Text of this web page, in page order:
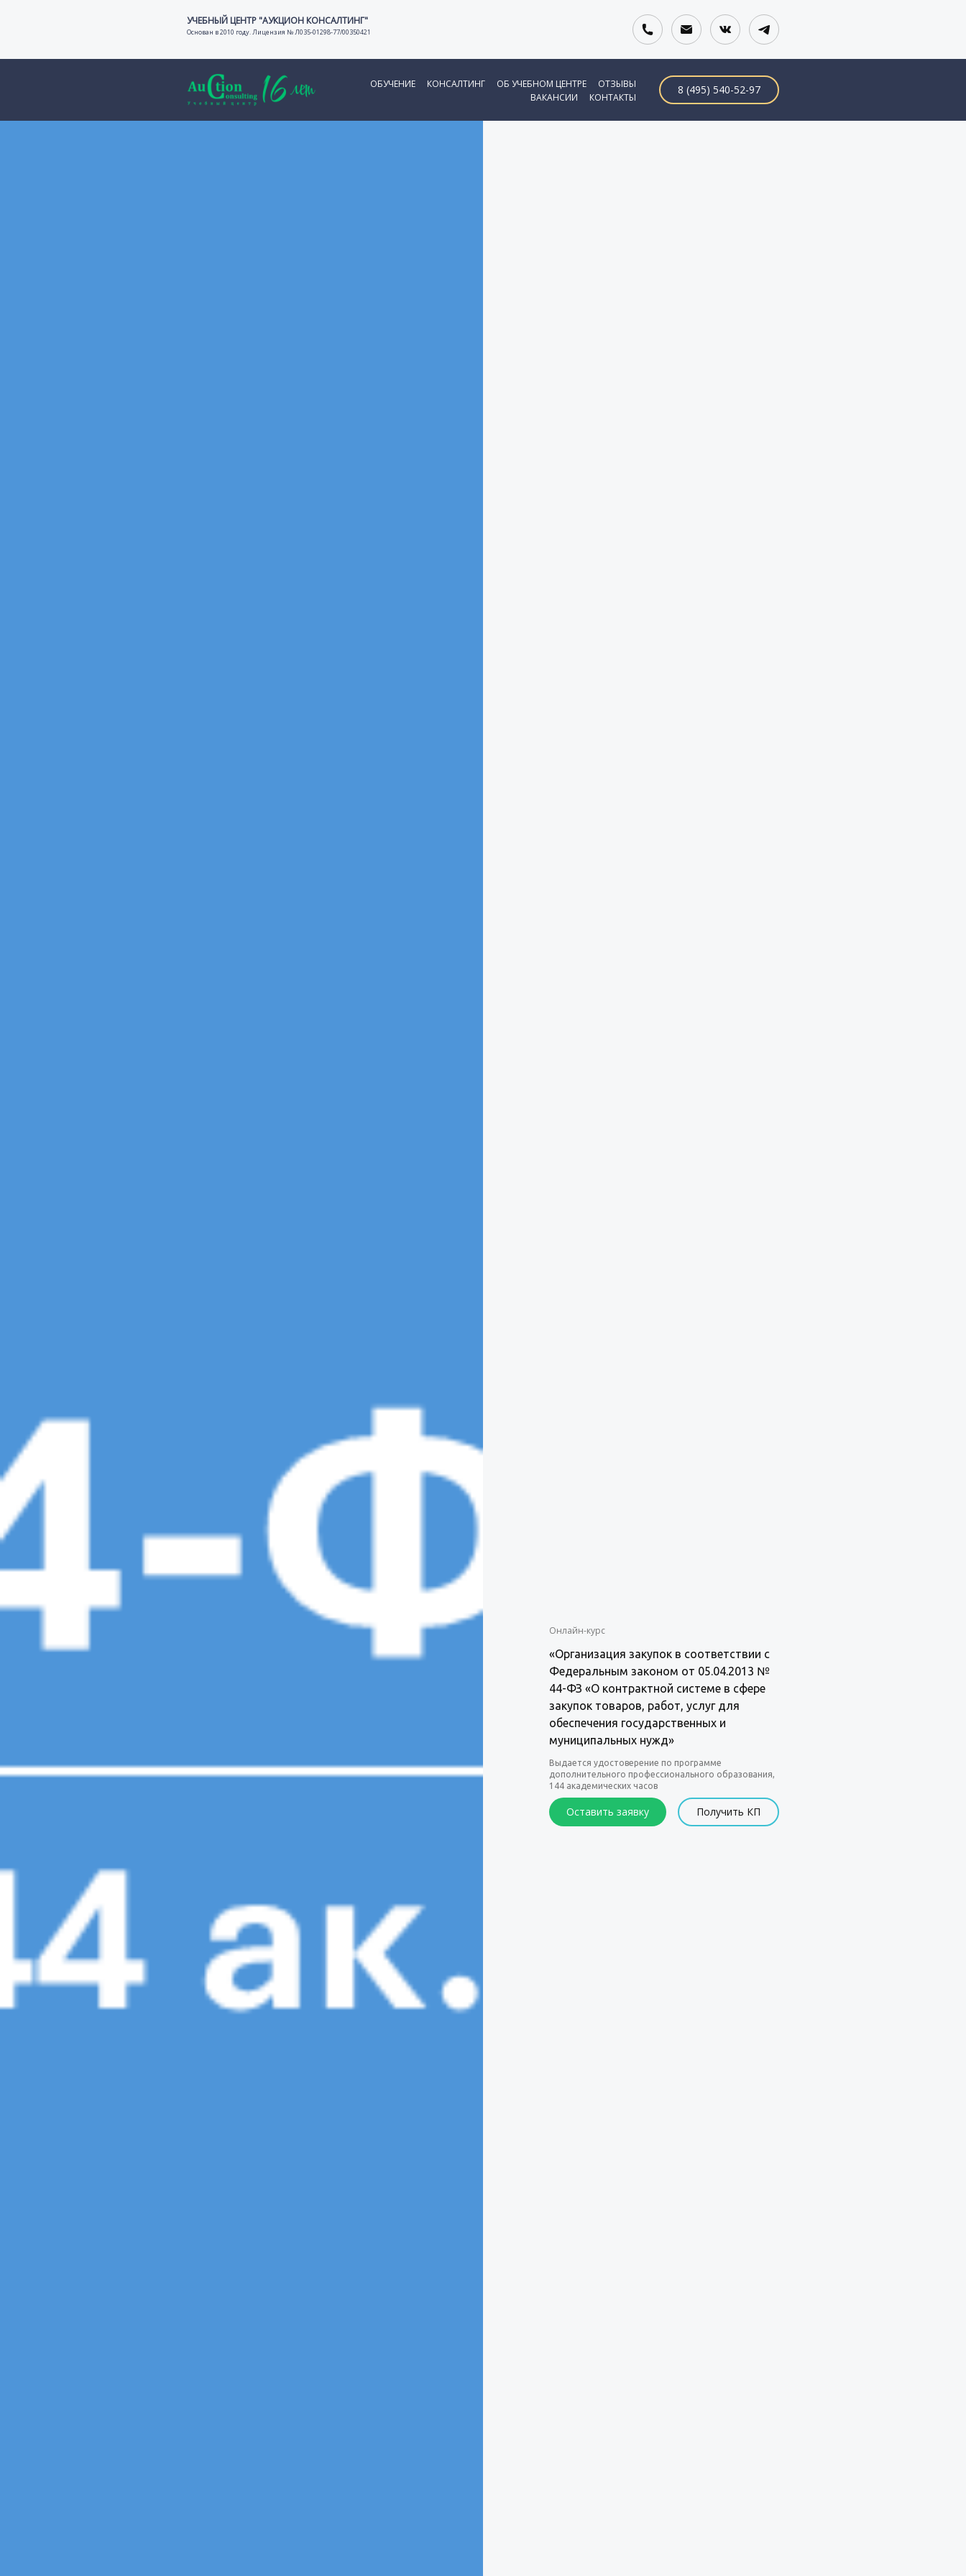
УЧЕБНЫЙ ЦЕНТР "АУКЦИОН КОНСАЛТИНГ"
Основан в 2010 году. Лицензия № Л035-01298-77/00350421
ОБУЧЕНИЕ КОНСАЛТИНГ ОБ УЧЕБНОМ ЦЕНТРЕ
ОТЗЫВЫ
ВАКАНСИИ
КОНТАКТЫ
8 (495) 540-52-97
Онлайн-курс
«Организация закупок в соответствии с
Федеральным законом от 05.04.2013 №
44-ФЗ «О контрактной системе в сфере
закупок товаров, работ, услуг для
обеспечения государственных и
муниципальных нужд»
Выдается удостоверение по программе
дополнительного профессионального образования,
144 академических часов
Оставить заявку Получить КП